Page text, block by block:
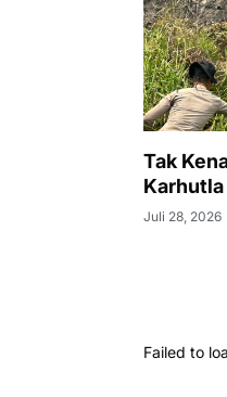
Tak
Karhutla
Juli 28, 2026
Failed to